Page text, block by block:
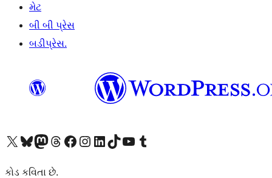
મેટ
બી બી પ્રેસ
બડીપ્રેસ.
અમારા X (અગાઉ ટ્વિટર) એકાઉન્ટની મુલાકાત લોઅમારા Bluesky એકાઉન્ટની મુલાકાત લોઅમારા માસ્ટોડોન એકાઉન્ટની મુલાકાત લોઅમારા Threads એકાઉન્ટની મુલાકાત લો અમારા ફેસબુક પેજની મુલાકાત લોઅમારા ઇન્સ્ટાગ્રામ એકાઉન્ટની મુલાકાત લો અમારા LinkedIn એકાઉન્ટની મુલાકાત લોઅમારા TikTok એકાઉન્ટની મુલાકાત લોઅમારી YouTube ચેનલની મુલાકાત લો અમારા Tumblr એકાઉન્ટની મુલાકાત લો
કોડ કવિતા છે.